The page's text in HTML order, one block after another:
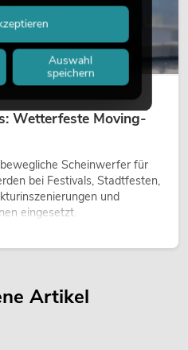
Wetterfeste Moving-
Scheinwerfer für
bei Festivals, Stadtfesten,
und
eingesetzt.
Artikel
Auswahl
speichern